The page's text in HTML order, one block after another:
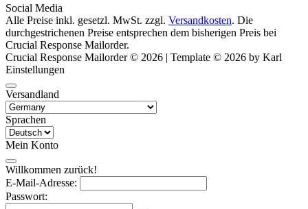
Social Media
Alle Preise inkl. gesetzl. MwSt. zzgl. Versandkosten. Die
durchgestrichenen Preise entsprechen dem bisherigen Preis bei
Crucial Response Mailorder.
Crucial Response Mailorder © 2026 | Template © 2026 by Karl
Einstellungen
Versandland
Sprachen
Mein Konto
Willkommen zurück!
E-Mail-Adresse:
Passwort: